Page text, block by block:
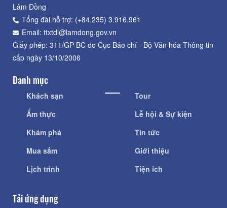
Lâm Đồng
Tổng đài hỗ trợ: (+84.235) 3.916.961
Email: ttxtdl@lamdong.gov.vn
Giấy phép: 311/GP-BC do Cục Báo chí - Bộ Văn hóa Thông tin
cấp ngày 13/10/2006
Danh mục
Khách sạn
Ẩm thực
Khám phá
Mua sắm
Lịch trình
Tour
Lễ hội & Sự kiện
Tin tức
Giới thiệu
Tiện ích
Tải ứng dụng